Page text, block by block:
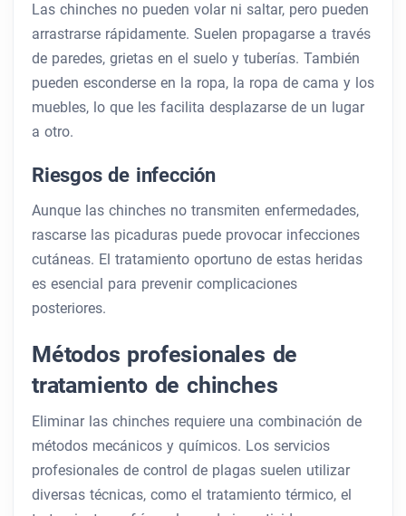
Las chinches no pueden volar ni saltar, pero pueden
arrastrarse rápidamente. Suelen propagarse a través
de paredes, grietas en el suelo y tuberías. También
pueden esconderse en la ropa, la ropa de cama y los
muebles, lo que les facilita desplazarse de un lugar
a otro.
Riesgos de infección
Aunque las chinches no transmiten enfermedades,
rascarse las picaduras puede provocar infecciones
cutáneas. El tratamiento oportuno de estas heridas
es esencial para prevenir complicaciones
posteriores.
Métodos profesionales de
tratamiento de chinches
Eliminar las chinches requiere una combinación de
métodos mecánicos y químicos. Los servicios
profesionales de control de plagas suelen utilizar
diversas técnicas, como el tratamiento térmico, el